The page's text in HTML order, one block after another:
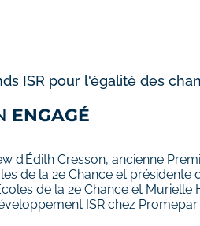
ISR pour l'égalité des
ENGAGÉ
d’Édith Cresson, ancienne
de la 2e Chance et présidente
de la 2e Chance et Murielle
ISR chez